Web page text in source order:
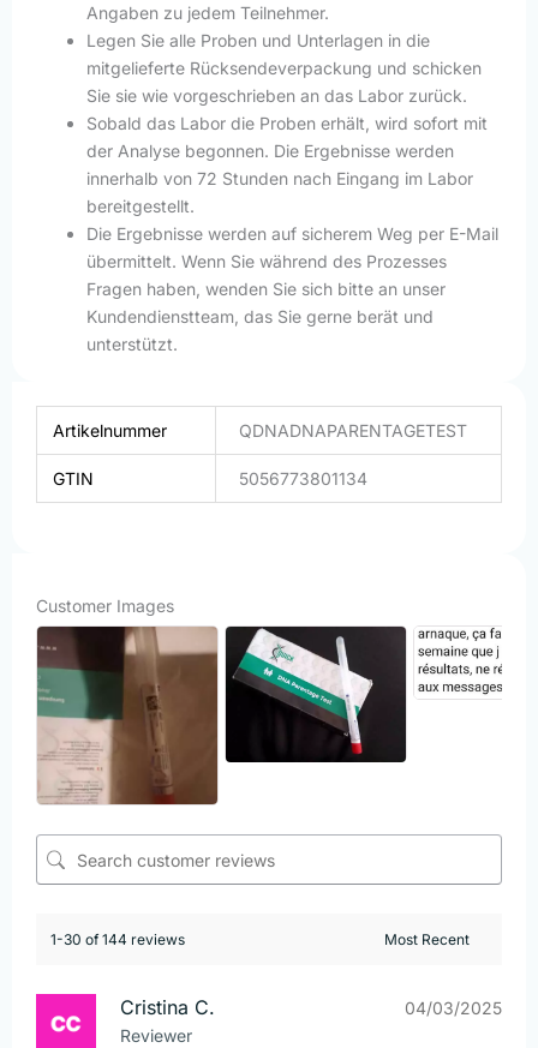
Angaben zu jedem Teilnehmer.
Legen Sie alle Proben und Unterlagen in die
mitgelieferte Rücksendeverpackung und schicken
Sie sie wie vorgeschrieben an das Labor zurück.
Sobald das Labor die Proben erhält, wird sofort mit
der Analyse begonnen. Die Ergebnisse werden
innerhalb von 72 Stunden nach Eingang im Labor
bereitgestellt.
Die Ergebnisse werden auf sicherem Weg per E-Mail
übermittelt. Wenn Sie während des Prozesses
Fragen haben, wenden Sie sich bitte an unser
Kundendienstteam, das Sie gerne berät und
unterstützt.
Artikelnummer QDNADNAPARENTAGETEST
GTIN 5056773801134
Customer Images
1-30 of 144 reviews
Cristina C.
Reviewer
04/03/2025